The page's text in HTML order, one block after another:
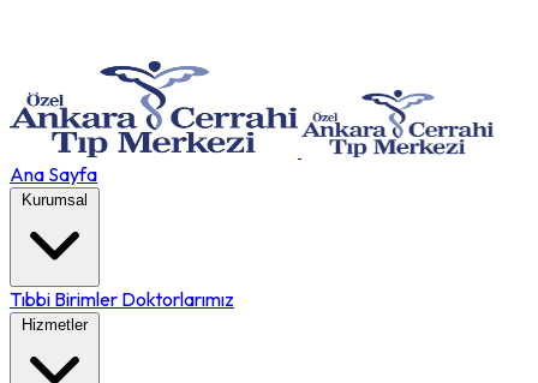
Ana Sayfa
Kurumsal
Tıbbi Birimler Doktorlarımız
Hizmetler